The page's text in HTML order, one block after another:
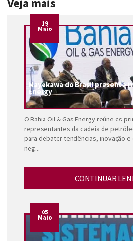
Veja mais
19
Maio
Mayekawa do Brasil presente
Energy
O Bahia Oil & Gas Energy reúne os
representantes da cadeia de
para debater tendências, inovação
neg...
CONTINUAR
05
Maio